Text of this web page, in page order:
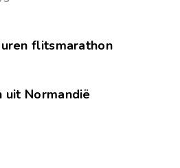
flitsmarathon
uit Normandië